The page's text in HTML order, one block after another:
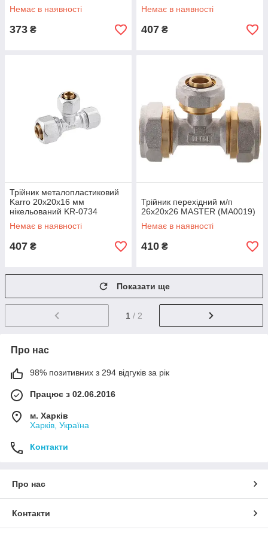
Немає в наявності
373 ₴
Немає в наявності
407 ₴
Трійник металопластиковий
Karro 20x20x16 мм
нікельований KR-0734
Немає в наявності
407 ₴
Трійник перехідний м/п
26x20x26 MASTER (MA0019)
Немає в наявності
410 ₴
Показати ще
1 / 2
Про нас
98% позитивних з 294 відгуків за рік
Працює з 02.06.2016
м. Харків
Харків, Україна
Контакти
Про нас
Контакти